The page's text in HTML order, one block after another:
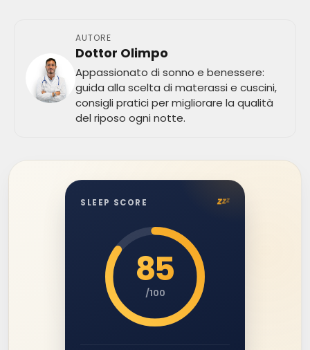
AUTORE
Dottor Olimpo
Appassionato di sonno e benessere:
guida alla scelta di materassi e cuscini,
consigli pratici per migliorare la qualità
del riposo ogni notte.
SLEEP SCORE zzz
85
/100